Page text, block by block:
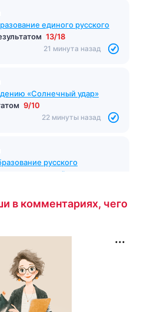
единого русского
13/18
21 минута назад
«Солнечный удар»
9/10
22 минуты назад
русского
государства"
в комментариях, чего